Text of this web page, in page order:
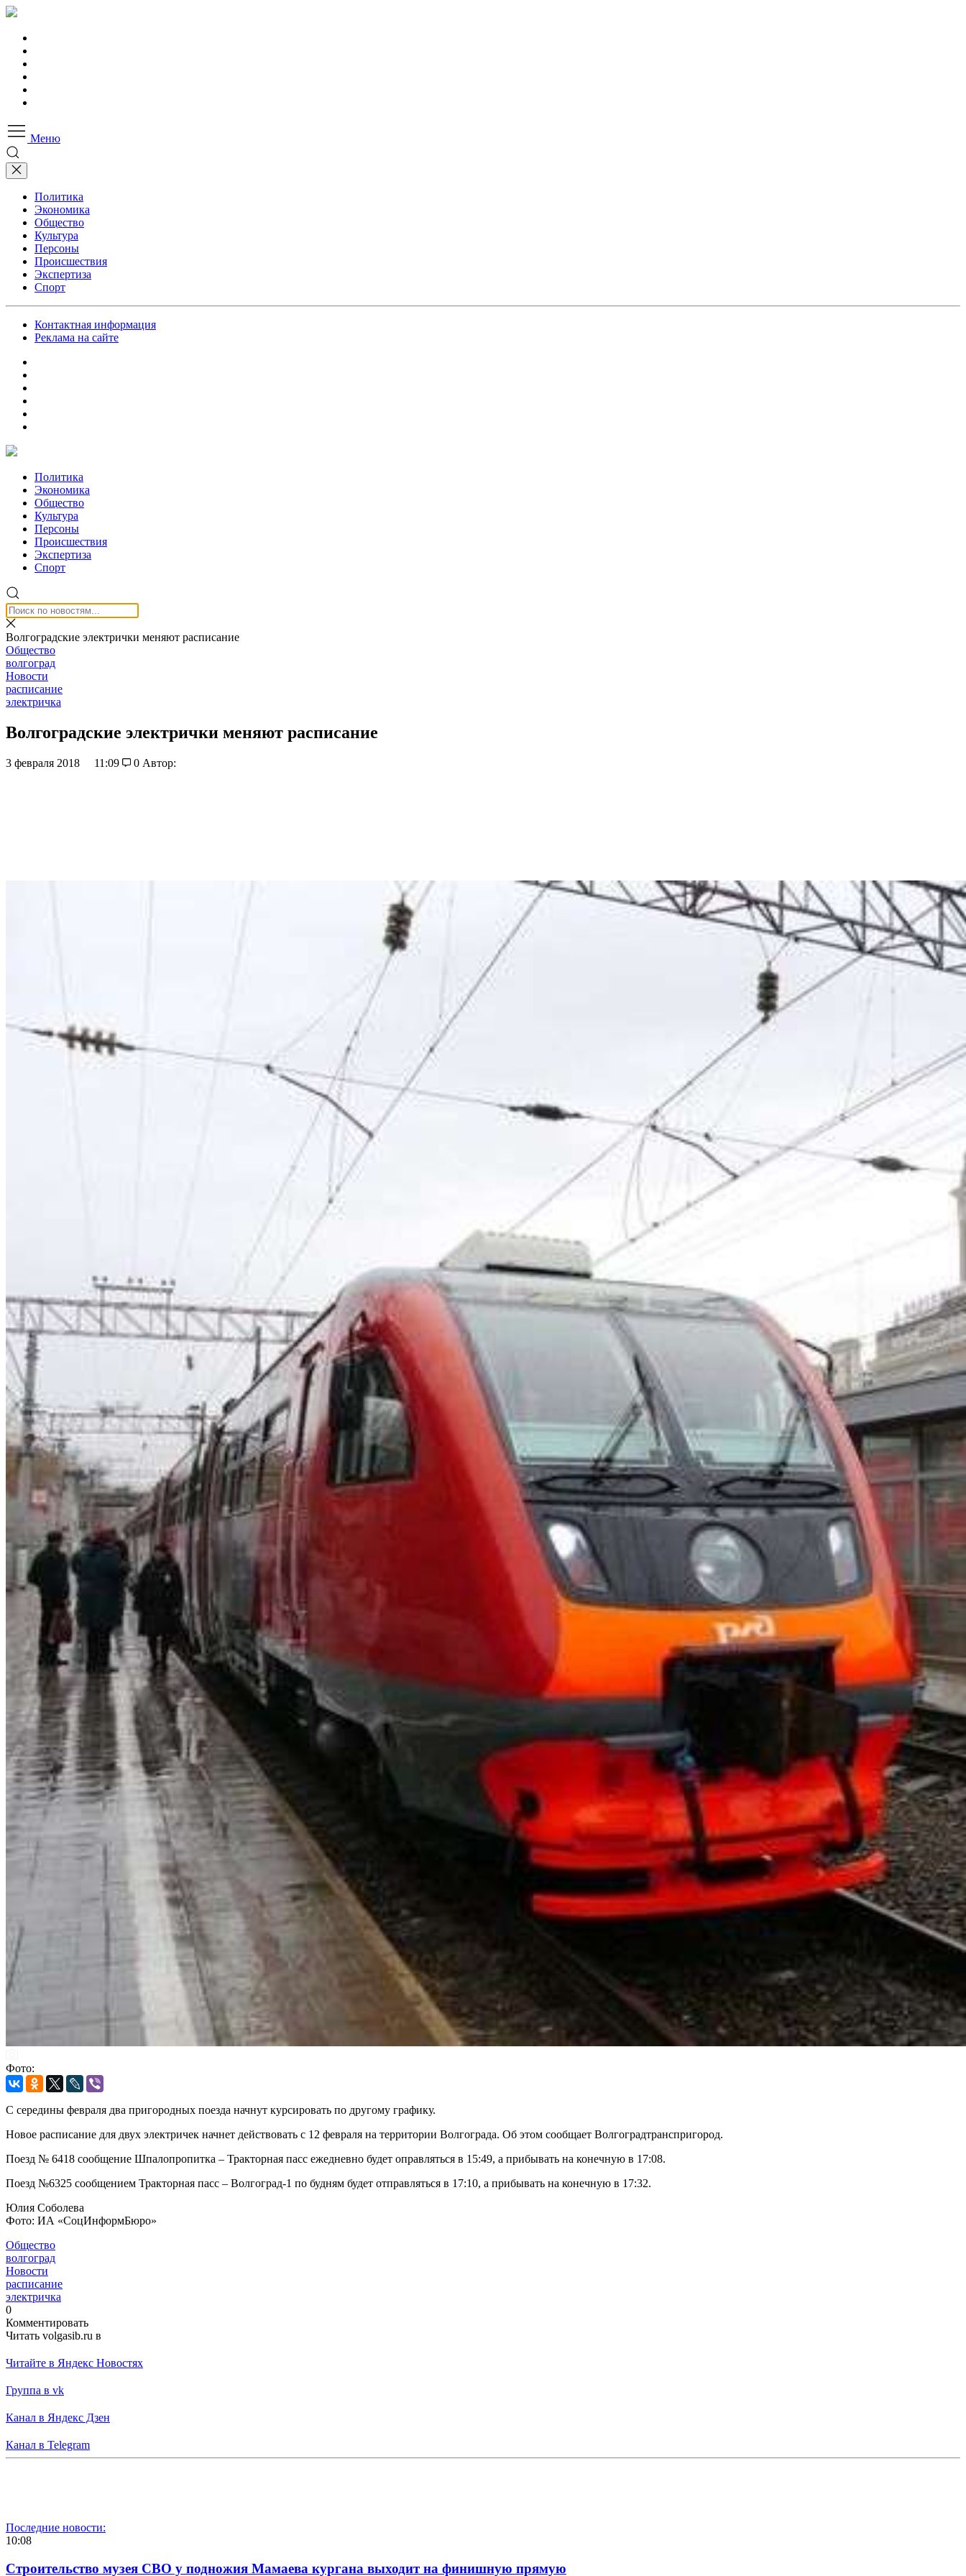
Меню
Политика
Экономика
Общество
Культура
Персоны
Происшествия
Экспертиза
Спорт
Контактная информация
Реклама на сайте
Политика
Экономика
Общество
Культура
Персоны
Происшествия
Экспертиза
Спорт
Волгоградские электрички меняют расписание
Общество
волгоград
Новости
расписание
электричка
Волгоградские электрички меняют расписание
3 февраля 2018 11:09 0 Автор:
Фото:
С середины февраля два пригородных поезда начнут курсировать по другому графику.
Новое расписание для двух электричек начнет действовать с 12 февраля на территории Волгограда. Об этом сообщает Волгоградтранспригород.
Поезд № 6418 сообщение Шпалопропитка – Тракторная пасс ежедневно будет оправляться в 15:49, а прибывать на конечную в 17:08.
Поезд №6325 сообщением Тракторная пасс – Волгоград-1 по будням будет отправляться в 17:10, а прибывать на конечную в 17:32.
Юлия Соболева
Фото: ИА «СоцИнформБюро»
Общество
волгоград
Новости
расписание
электричка
0
Комментировать
Читать volgasib.ru в
Читайте в Яндекс Новостях
Группа в vk
Канал в Яндекс Дзен
Канал в Telegram
Последние новости:
10:08
Строительство музея СВО у подножия Мамаева кургана выходит на финишную прямую